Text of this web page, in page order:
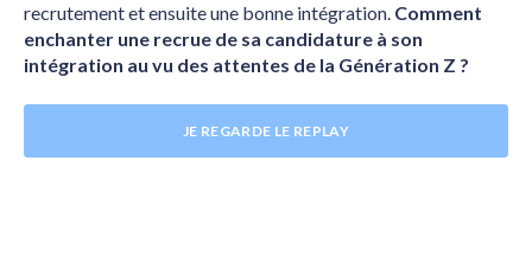
recrutement et ensuite une bonne intégration. Comment
enchanter une recrue de sa candidature à son
intégration au vu des attentes de la Génération Z ?
JE REGARDE LE REPLAY